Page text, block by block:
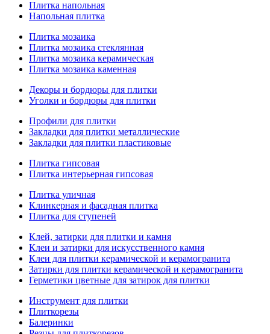
Плитка напольная
Напольная плитка
Плитка мозаика
Плитка мозаика стеклянная
Плитка мозаика керамическая
Плитка мозаика каменная
Декоры и бордюры для плитки
Уголки и бордюры для плитки
Профили для плитки
Закладки для плитки металлические
Закладки для плитки пластиковые
Плитка гипсовая
Плитка интерьерная гипсовая
Плитка уличная
Клинкерная и фасадная плитка
Плитка для ступеней
Клей, затирки для плитки и камня
Клеи и затирки для искусственного камня
Клеи для плитки керамической и керамогранита
Затирки для плитки керамической и керамогранита
Герметики цветные для затирок для плитки
Инструмент для плитки
Плиткорезы
Балеринки